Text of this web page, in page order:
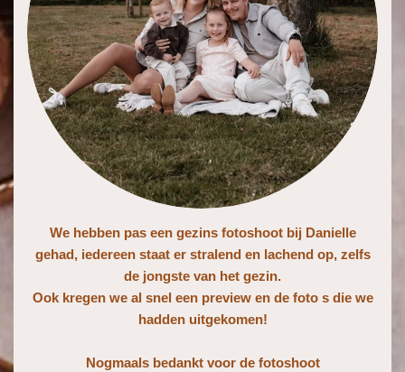
We hebben pas een gezins fotoshoot bij Danielle
gehad, iedereen staat er stralend en lachend op, zelfs
de jongste van het gezin.
Ook kregen we al snel een preview en de foto s die we
hadden uitgekomen!
Nogmaals bedankt voor de fotoshoot